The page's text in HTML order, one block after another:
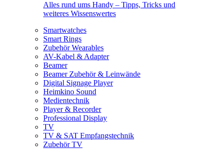
Alles rund ums Handy – Tipps, Tricks und
weiteres Wissenswertes
Smartwatches
Smart Rings
Zubehör Wearables
AV-Kabel & Adapter
Beamer
Beamer Zubehör & Leinwände
Digital Signage Player
Heimkino Sound
Medientechnik
Player & Recorder
Professional Display
TV
TV & SAT Empfangstechnik
Zubehör TV